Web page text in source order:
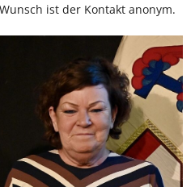
ist der Kontakt anonym.